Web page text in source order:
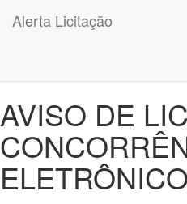
Alerta Licitação
AVISO DE